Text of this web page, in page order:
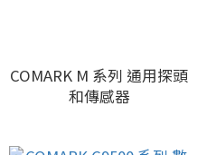
COMARK M 系列 通用探頭
和傳感器